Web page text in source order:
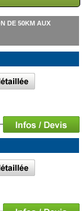
DE 50KM AUX